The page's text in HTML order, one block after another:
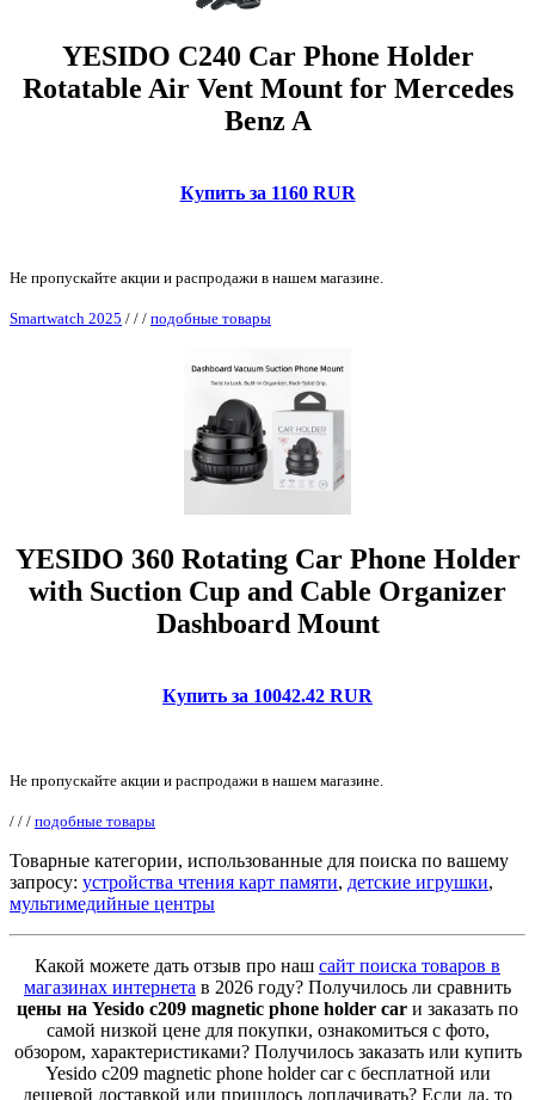
YESIDO C240 Car Phone Holder
Rotatable Air Vent Mount for Mercedes
Benz A
Купить за 1160 RUR
Не пропускайте акции и распродажи в нашем магазине.
Smartwatch 2025 / / / подобные товары
YESIDO 360 Rotating Car Phone Holder
with Suction Cup and Cable Organizer
Dashboard Mount
Купить за 10042.42 RUR
Не пропускайте акции и распродажи в нашем магазине.
/ / / подобные товары
Товарные категории, использованные для поиска по вашему
запросу: устройства чтения карт памяти, детские игрушки,
мультимедийные центры
Какой можете дать отзыв про наш сайт поиска товаров в
магазинах интернета в 2026 году? Получилось ли сравнить
цены на Yesido c209 magnetic phone holder car и заказать по
самой низкой цене для покупки, ознакомиться с фото,
обзором, характеристиками? Получилось заказать или купить
Yesido c209 magnetic phone holder car с бесплатной или
дешевой доставкой или пришлось доплачивать? Если да, то